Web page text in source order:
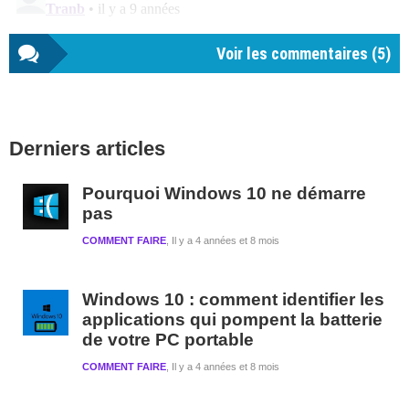
Voir les commentaires (5)
latérale
Derniers articles
Pourquoi Windows 10 ne démarre
pas
Il y a 4 années et 8 mois
COMMENT FAIRE
Windows 10 : comment identifier les
applications qui pompent la batterie
de votre PC portable
Il y a 4 années et 8 mois
COMMENT FAIRE